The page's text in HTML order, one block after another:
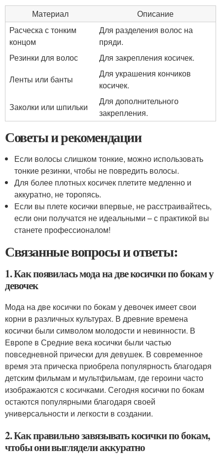
Материал
Описание
Расческа с тонким
концом
Для разделения волос на
пряди.
Резинки для волос
Для закрепления косичек.
Ленты или банты
Для украшения кончиков
косичек.
Заколки или шпильки
Для дополнительного
закрепления.
Советы и рекомендации
Если волосы слишком тонкие, можно использовать
тонкие резинки, чтобы не повредить волосы.
Для более плотных косичек плетите медленно и
аккуратно, не торопясь.
Если вы плете косички впервые, не расстраивайтесь,
если они получатся не идеальными – с практикой вы
станете профессионалом!
Связанные вопросы и ответы:
1. Как появилась мода на две косички по бокам у
девочек
Мода на две косички по бокам у девочек имеет свои
корни в различных культурах. В древние времена
косички были символом молодости и невинности. В
Европе в Средние века косички были частью
повседневной прически для девушек. В современное
время эта прическа приобрела популярность благодаря
детским фильмам и мультфильмам, где героини часто
изображаются с косичками. Сегодня косички по бокам
остаются популярными благодаря своей
универсальности и легкости в создании.
2. Как правильно завязывать косички по бокам,
чтобы они выглядели аккуратно